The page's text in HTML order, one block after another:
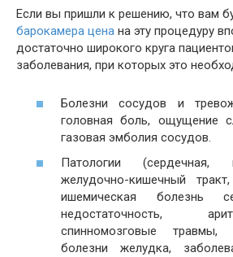
Если вы пришли к решению, что вам
барокамера цена на эту процедуру
достаточно широкого круга
заболевания, при которых это
Болезни сосудов и
головная боль, ощущение
газовая эмболия сосудов.
Патологии (сердечная,
желудочно-кишечный
ишемическая болезнь
недостаточность,
спинномозговые травмы,
болезни желудка,